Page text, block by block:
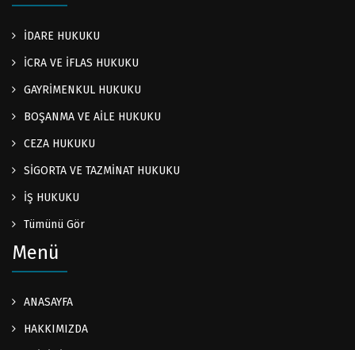
İDARE HUKUKU
İCRA VE İFLAS HUKUKU
GAYRİMENKUL HUKUKU
BOŞANMA VE AİLE HUKUKU
CEZA HUKUKU
SİGORTA VE TAZMİNAT HUKUKU
İŞ HUKUKU
Tümünü Gör
Menü
ANASAYFA
HAKKIMIZDA